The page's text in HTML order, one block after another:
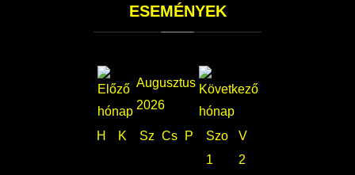
ESEMÉNYEK
Augusztus
2026
H K Sz Cs P Szo
V
1
2